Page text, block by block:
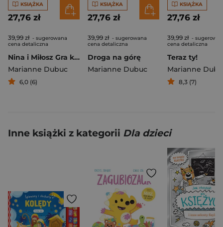
KSIĄŻKA
27,76 zł
39,99 zł - sugerowana
cena detaliczna
Nina i Miłosz Gra książkowa
Marianne Dubuc
6,0 (6)
KSIĄŻKA
27,76 zł
39,99 zł - sugerowana
cena detaliczna
Droga na górę
Marianne Dubuc
KSIĄŻKA
27,76 zł
39,99 zł -
cena detaliczna
Teraz ty!
Marianne
8,3 (7)
Inne książki z kategorii Dla dzieci